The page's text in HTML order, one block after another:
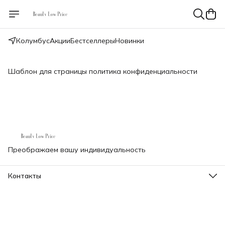
КолумбусАкцииБестселлерыНовинки
Шаблон для страницы политика конфиденциальности
Преображаем вашу индивидуальность
Контакты